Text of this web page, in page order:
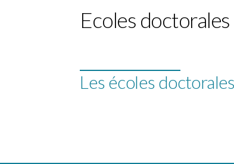
Ecoles
Les écoles doctorales